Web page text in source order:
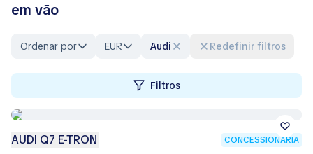
em vão
Ordenar por EUR Audi Redefinir filtros
Filtros
AUDI Q7 E-TRON CONCESSIONÁRIA